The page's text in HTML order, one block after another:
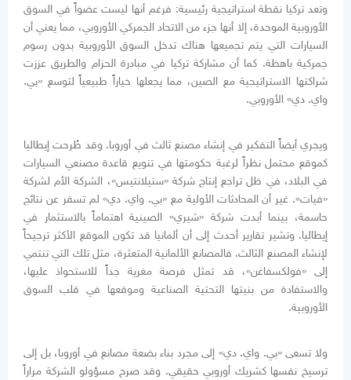
وتعد تركيا نقطة استراتيجية رئيسية: فرغم أنها ليست عضواً في السوق
الأوروبية الموحدة، إلا أنها جزء من الاتحاد الجمركي الأوروبي، مما يعني أن
السيارات التي يتم تجميعها هناك تدخل السوق الأوروبية بدون رسوم
جمركية باهظة. كما أن مشاركة تركيا في مبادرة الحزام والطريق عززت
شراكتها الاستراتيجية مع الصين، مما يجعلها خياراً طبيعياً لتوسع «بي.
واي. دي» الأوروبي.
ويجري أيضاً التفكير في إنشاء مصنع ثالث في أوروبا. وقد طُرحت إيطاليا
كموقع محتمل نظراً لرغبة حكومتها في تنويع قاعدة مصنعي السيارات
في البلاد، في ظل تراجع إنتاج شركة «ستيلانتيس»، الشركة الأم لشركة
«فيات». غير أن المحادثات الأولية مع «بي. واي. دي» لم تسفر عن نتائج
حاسمة، بينما أبدت شركة «شيري» الصينية اهتماماً بالاستثمار في
إيطاليا. وتشير تقارير أحدث إلى أن ألمانيا قد تكون الموقع الأكثر ترجيحاً
لإنشاء المصنع الثالث. فالمصانع الألمانية المتعثرة، مثل تلك التي تنتمي
إلى «فولكسفاغن»، قد تمثل فرصة مغرية جداً للاستحواذ عليها،
والاستفادة من بنيتها التحتية الصناعية وموقعها في قلب السوق
الأوروبية.
ولا تسعى «بي. واي. دي» إلى مجرد بناء بضعة مصانع في أوروبا، بل إلى
ترسيخ نفسها كشريك أوروبي حقيقي. وقد صرح مسؤولو الشركة مراراً